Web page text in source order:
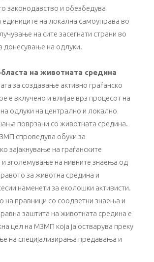
законодавство и обезбедува
на локална самоуправа во
на сите засегнати страни во
донесување на одлуки.
на животната средина
за создавање активно граѓанско
е вклучено и влијае врз процесот на
одлуки на централно и локално
поврзани со животната средина.
спроведува обуки за
зајакнување на граѓанските
и зголемување на нивните знаења од
за животна средина и
наменети за еколошки активисти.
на правници со соодветни знаења и
заштита на животната средина е
цел на МЗМП која ја остварува преку
на специјализирања предавања и